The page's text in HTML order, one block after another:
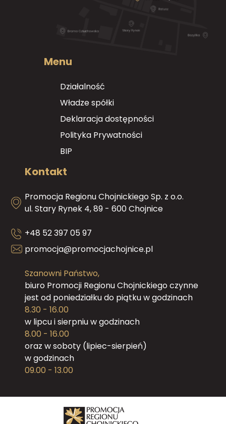
Menu
Działalność
Władze spółki
Deklaracja dostępności
Polityka Prywatności
BIP
Kontakt
Promocja Regionu Chojnickiego Sp. z o.o.
ul. Stary Rynek 4, 89 - 600 Chojnice
+48 52 397 05 97
promocja@promocjachojnice.pl
Szanowni Państwo,
biuro Promocji Regionu Chojnickiego czynne
jest od poniedziałku do piątku w godzinach
8.30 - 16.00
w lipcu i sierpniu w godzinach
8.00 - 16.00
oraz w soboty (lipiec-sierpień)
w godzinach
09.00 - 13.00